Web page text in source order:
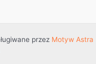
przez Motyw Astra